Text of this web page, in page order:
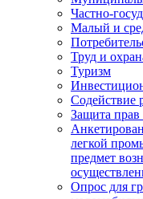
Частно-
Малый и
Труд и
Туризм
Содействие
Защита прав
легкой
предмет
Опрос для